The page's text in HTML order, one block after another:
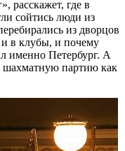
расскажет, где в
сойтись люди из
из дворцов
и в клубы, и почему
именно Петербург. А
шахматную партию как